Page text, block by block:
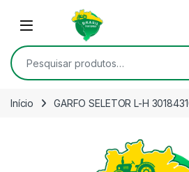
Skip to navigation
Open
Pesquisar por:
Início GARFO SELETOR L-H